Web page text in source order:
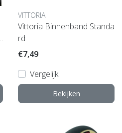
VITTORIA
Vittoria Binnenband Standa
rd
€7,49
Vergelijk
Bekijken